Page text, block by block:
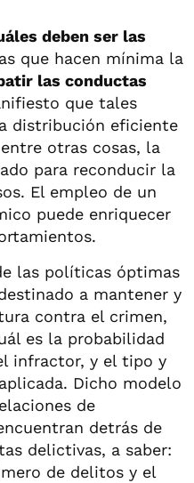
deben ser las
que hacen mínima la
las conductas
que tales
distribución eficiente
otras cosas, la
para reconducir la
El empleo de un
puede enriquecer
las políticas óptimas
a mantener y
contra el crimen,
es la probabilidad
infractor, y el tipo y
Dicho modelo
de
detrás de
delictivas, a saber:
de delitos y el